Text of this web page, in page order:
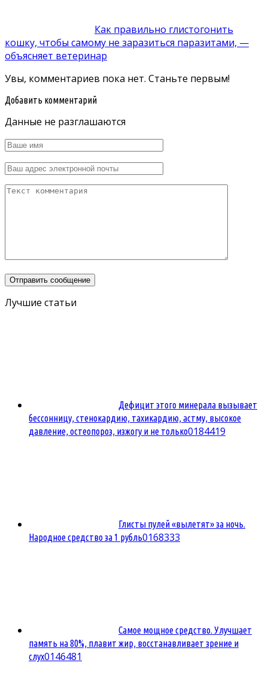
Как правильно глистогонить
кошку, чтобы самому не заразиться паразитами, —
объясняет ветеринар
Увы, комментариев пока нет. Станьте первым!
Добавить комментарий
Данные не разглашаются
Лучшие статьи
Дефицит этого минерала вызывает
бессонницу, стенокардию, тахикардию, астму, высокое
давление, остеопороз, изжогу и не только0184419
Глисты пулей «вылетят» за ночь.
Народное средство за 1 рубль0168333
Самое мощное средство. Улучшает
память на 80%, плавит жир, восстанавливает зрение и
слух0146481